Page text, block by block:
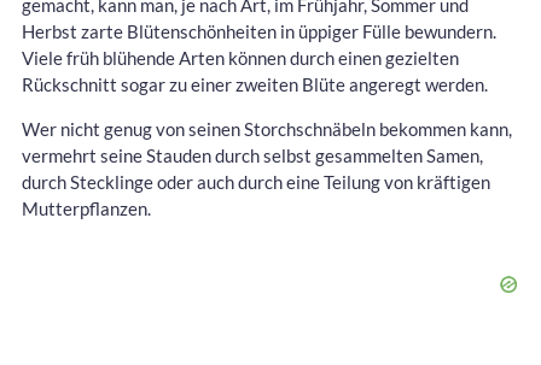
gemacht, kann man, je nach Art, im Frühjahr, Sommer und
Herbst zarte Blütenschönheiten in üppiger Fülle bewundern.
Viele früh blühende Arten können durch einen gezielten
Rückschnitt sogar zu einer zweiten Blüte angeregt werden.
Wer nicht genug von seinen Storchschnäbeln bekommen kann,
vermehrt seine Stauden durch selbst gesammelten Samen,
durch Stecklinge oder auch durch eine Teilung von kräftigen
Mutterpflanzen.